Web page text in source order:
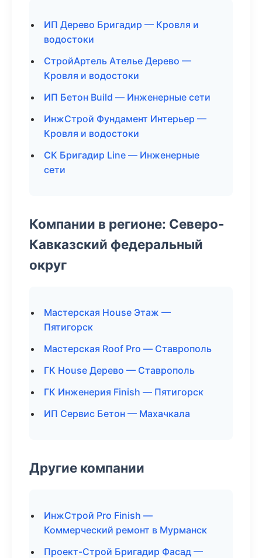
ИП Дерево Бригадир — Кровля и
водостоки
СтройАртель Ателье Дерево —
Кровля и водостоки
ИП Бетон Build — Инженерные сети
ИнжСтрой Фундамент Интерьер —
Кровля и водостоки
СК Бригадир Line — Инженерные
сети
Компании в регионе: Северо-
Кавказский федеральный
округ
Мастерская House Этаж —
Пятигорск
Мастерская Roof Pro — Ставрополь
ГК House Дерево — Ставрополь
ГК Инженерия Finish — Пятигорск
ИП Сервис Бетон — Махачкала
Другие компании
ИнжСтрой Pro Finish —
Коммерческий ремонт в Мурманск
Проект-Строй Бригадир Фасад —